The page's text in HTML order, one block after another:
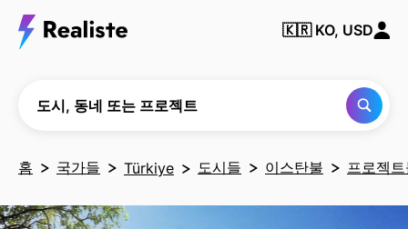
🇰🇷 KO, USD
도시, 동네 또는 프로젝트
홈 국가들 Türkiye 도시들 이스탄불 프로젝